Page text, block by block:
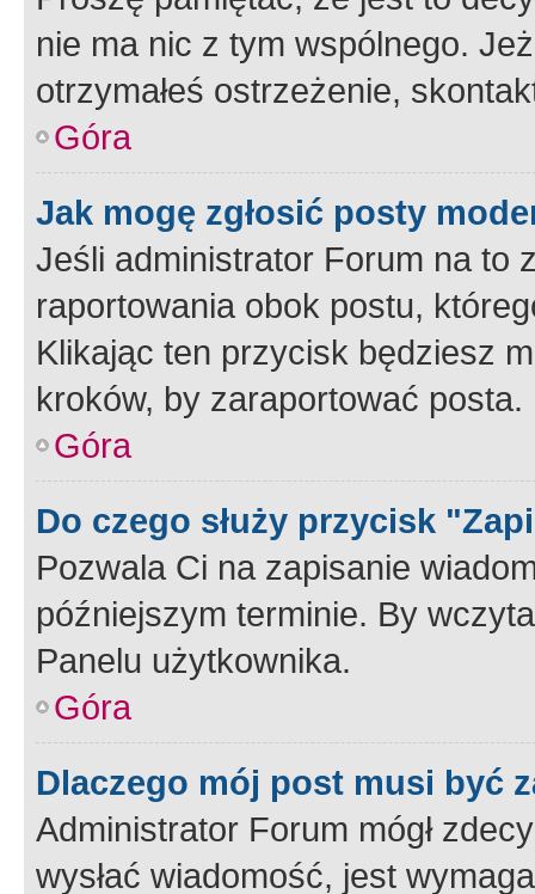
nie ma nic z tym wspólnego.
otrzymałeś ostrzeżenie,
Góra
Jak mogę zgłosić posty
Jeśli administrator Forum na to
raportowania obok postu,
Klikając ten przycisk będziesz
kroków, by zaraportować posta.
Góra
Do czego służy przycisk
Pozwala Ci na zapisanie
późniejszym terminie. By
Panelu użytkownika.
Góra
Dlaczego mój post musi być
Administrator Forum mógł
wysłać wiadomość, jest